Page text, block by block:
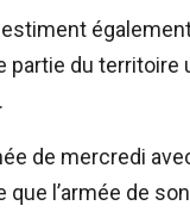
partie du
de mercredi
que l’armée de